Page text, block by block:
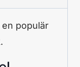
en populär